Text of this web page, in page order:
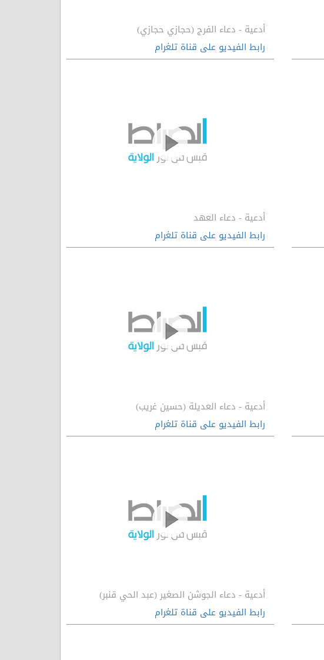
أدعية - دعاء الفرج (حجازي حجازي)
رابط الفيديو على قناة تلغرام
أدعية - دعاء العهد
رابط الفيديو على قناة تلغرام
أدعية - دعاء العديلة (حسين غريب)
رابط الفيديو على قناة تلغرام
أدعية - دعاء الجوشن الصغير (عبد الحي قنبر)
رابط الفيديو على قناة تلغرام